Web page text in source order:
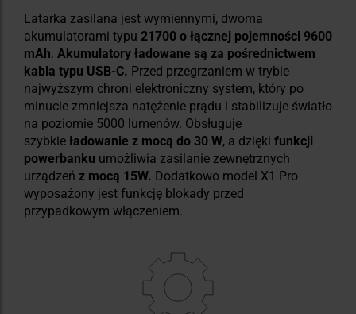
Latarka zasilana jest wymiennymi, dwoma
akumulatorami typu 21700 o łącznej pojemności 9600
mAh. Akumulatory ładowane są za pośrednictwem
kabla typu USB-C. Przed przegrzaniem w trybie
najwyższym chroni elektroniczny system, który po
minucie zmniejsza natężenie prądu i stabilizuje światło
na poziomie 5000 lumenów. Obsługuje
szybkie ładowanie z mocą do 30 W, a dzięki funkcji
powerbanku umożliwia zasilanie zewnętrznych
urządzeń z mocą 15W. Dodatkowo model X1 Pro
wyposażony jest funkcję blokady przed
przypadkowym włączeniem.